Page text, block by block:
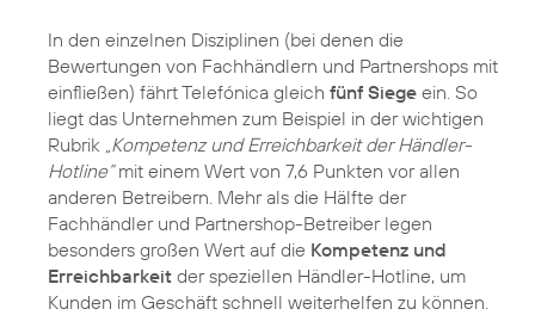
In den einzelnen Disziplinen (bei denen die
Bewertungen von Fachhändlern und Partnershops mit
einfließen) fährt Telefónica gleich fünf Siege ein. So
liegt das Unternehmen zum Beispiel in der wichtigen
Rubrik „Kompetenz und Erreichbarkeit der Händler-
Hotline“mit einem Wert von 7,6 Punkten vor allen
anderen Betreibern. Mehr als die Hälfte der
Fachhändler und Partnershop-Betreiber legen
besonders großen Wert auf die Kompetenz und
Erreichbarkeit der speziellen Händler-Hotline, um
Kunden im Geschäft schnell weiterhelfen zu können.